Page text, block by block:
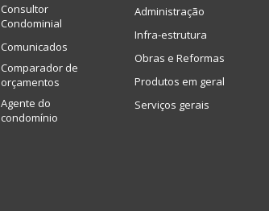
Consultor
Condominial
Comunicados
Comparador de
orçamentos
Agente do
condomínio
Administração
Infra-estrutura
Obras e Reformas
Produtos em geral
Serviços gerais